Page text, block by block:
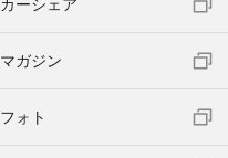
ーシェア
ガジン
ォト